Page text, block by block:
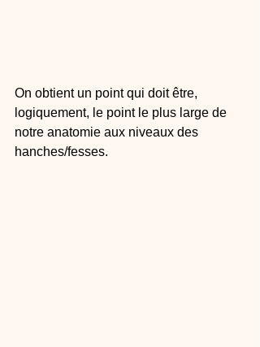
On obtient un point qui doit être,
logiquement, le point le plus large de
notre anatomie aux niveaux des
hanches/fesses.